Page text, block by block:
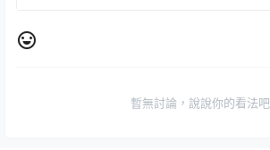
暫無討論，說說你的看法吧